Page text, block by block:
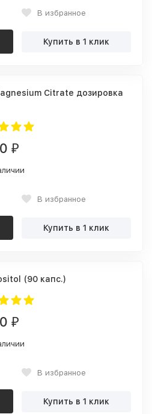
В избранное
Купить в 1 клик
Citrate дозировка
₽
В избранное
Купить в 1 клик
(90 капс.)
₽
В избранное
Купить в 1 клик